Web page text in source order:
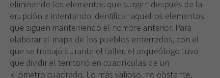
eliminando los elementos que surgen después de la
erupción e intentando identificar aquellos elementos
que siguen manteniendo el nombre anterior. Para
elaborar el mapa de los pueblos enterrados, con el
que se trabajó durante el taller, el arqueólogo tuvo
que dividir el territorio en cuadrículas de un
kilómetro cuadrado. Lo más valioso, no obstante,